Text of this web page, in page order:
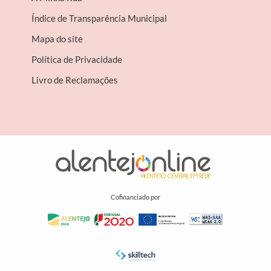
Índice de Transparência Municipal
Mapa do site
Política de Privacidade
Livro de Reclamações
Cofinanciado por